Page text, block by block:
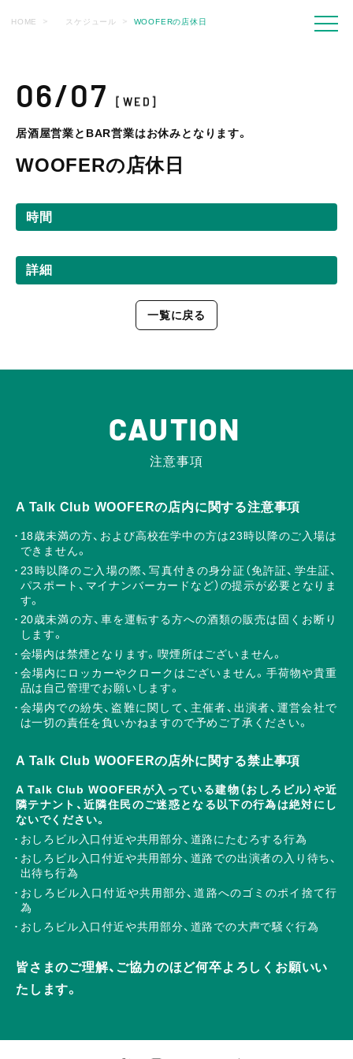
HOME スケジュール WOOFERの店休日
06/07[WED]
居酒屋営業とBAR営業はお休みとなります。
WOOFERの店休日
時間
詳細
一覧に戻る
CAUTION
注意事項
A Talk Club WOOFERの店内に関する注意事項
18歳未満の方、および高校在学中の方は23時以降のご入場は
できません。
23時以降のご入場の際、写真付きの身分証（免許証、学生証、
パスポート、マイナンバーカードなど）の提示が必要となりま
す。
20歳未満の方、車を運転する方への酒類の販売は固くお断り
します。
会場内は禁煙となります。喫煙所はございません。
会場内にロッカーやクロークはございません。手荷物や貴重
品は自己管理でお願いします。
会場内での紛失、盗難に関して、主催者、出演者、運営会社で
は一切の責任を負いかねますので予めご了承ください。
A Talk Club WOOFERの店外に関する禁止事項
A Talk Club WOOFERが入っている建物（おしろビル）や近
隣テナント、近隣住民のご迷惑となる以下の行為は絶対にし
ないでください。
おしろビル入口付近や共用部分、道路にたむろする行為
おしろビル入口付近や共用部分、道路での出演者の入り待ち、
出待ち行為
おしろビル入口付近や共用部分、道路へのゴミのポイ捨て行
為
おしろビル入口付近や共用部分、道路での大声で騒ぐ行為
皆さまのご理解、ご協力のほど何卒よろしくお願いい
たします。